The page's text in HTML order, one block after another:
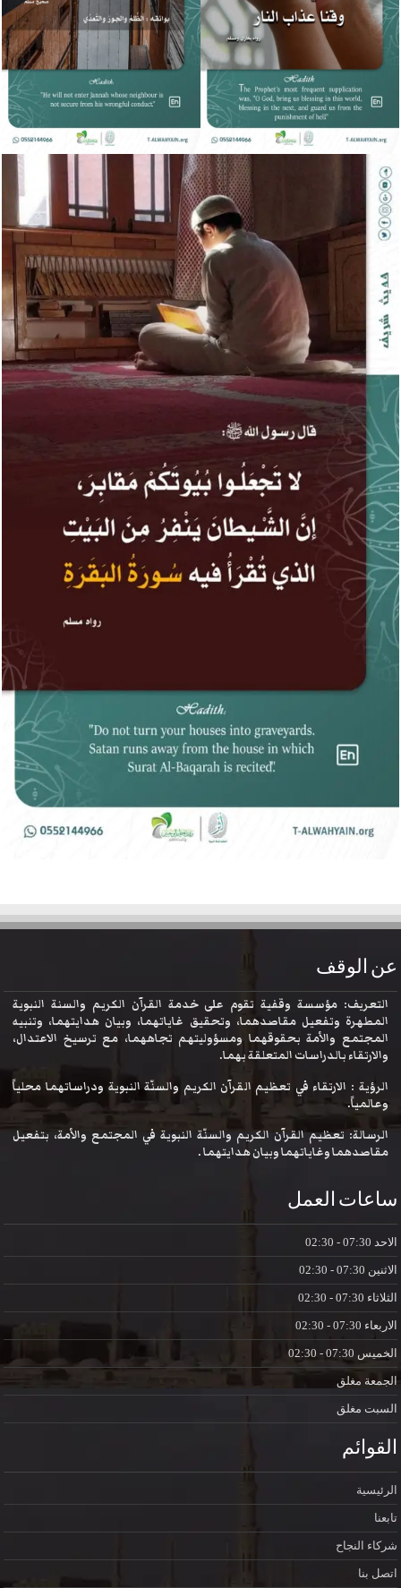
عن الوقف
التعريف: مؤسسة وقفية تقوم على خدمة القرآن الكريم والسنة النبوية
المطهرة وتفعيل مقاصدهما، وتحقيق غاياتهما، وبيان هدايتهما، وتنبيه
المجتمع والأمة بحقوقهما ومسؤوليتهم تجاههما، مع ترسيخ الاعتدال،
والارتقاء بالدراسات المتعلقة بهما.
الرؤية : الارتقاء في تعظيم القرآن الكريم والسنّة النبوية ودراساتهما محلياً
وعالمياً.
الرسالة: تعظيم القرآن الكريم والسنّة النبوية في المجتمع والأمة، بتفعيل
مقاصدهما وغاياتهما وبيان هدايتهما .
ساعات العمل
الاحد
الاثنين
الثلاثاء
الاربعاء
الخميس
الجمعة مغلق
السبت مغلق
القوائم
الرئيسية
تابعنا
شركاء النجاح
اتصل بنا